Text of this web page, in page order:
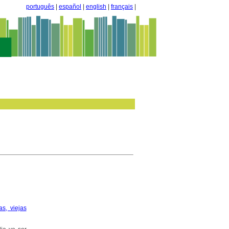
português español english français
viejas